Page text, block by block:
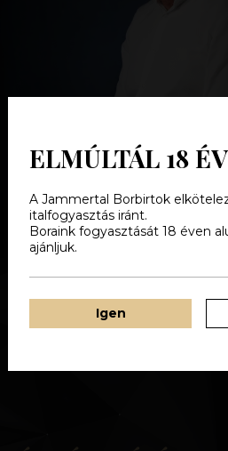
ELMÚLTÁL 18
A Jammertal Borbirtok
italfogyasztás iránt.
Boraink fogyasztását 18 éven
ajánljuk.
Igen